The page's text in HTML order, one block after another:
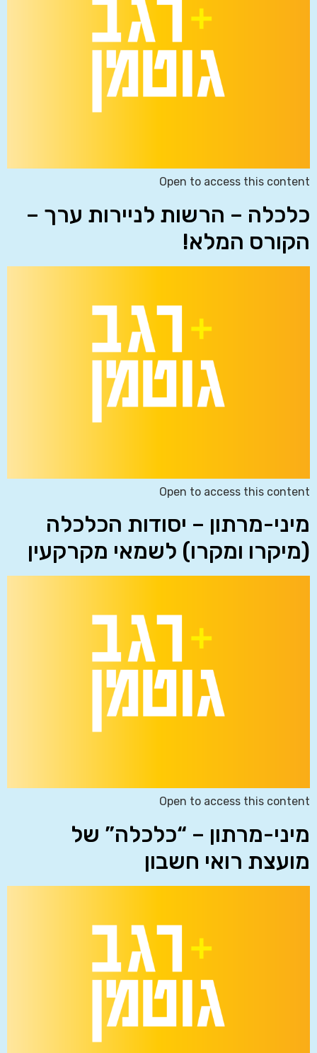
Open to access this content
כלכלה – הרשות לניירות ערך –
הקורס המלא!
Open to access this content
מיני-מרתון – יסודות הכלכלה
(מיקרו ומקרו) לשמאי מקרקעין
Open to access this content
מיני-מרתון – “כלכלה” של
מועצת רואי חשבון